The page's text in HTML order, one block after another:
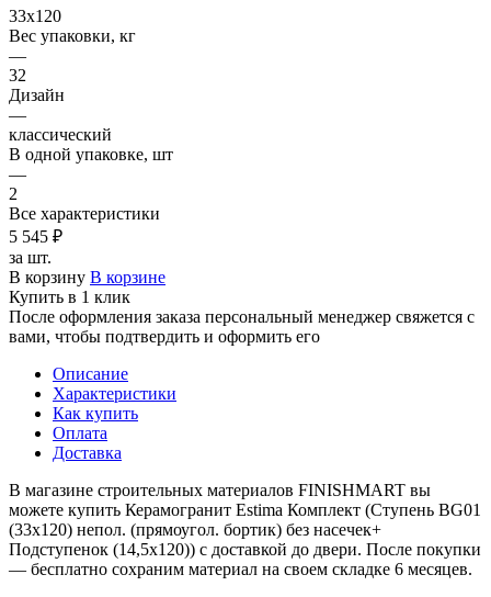
33х120
Вес упаковки, кг
—
32
Дизайн
—
классический
В одной упаковке, шт
—
2
Все характеристики
5 545 ₽
за шт.
В корзину В корзине
Купить в 1 клик
После оформления заказа персональный менеджер свяжется с
вами, чтобы подтвердить и оформить его
Описание
Характеристики
Как купить
Оплата
Доставка
В магазине строительных материалов FINISHMART вы
можете купить Керамогранит Estima Комплект (Ступень BG01
(33x120) непол. (прямоугол. бортик) без насечек+
Подступенок (14,5x120)) с доставкой до двери. После покупки
— бесплатно сохраним материал на своем складке 6 месяцев.